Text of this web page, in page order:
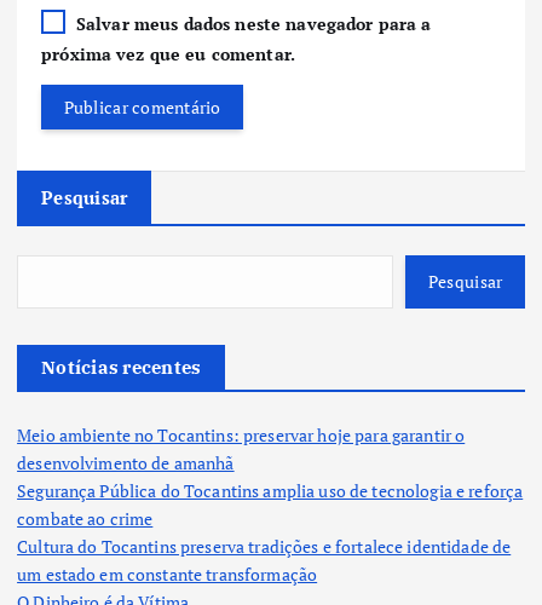
Salvar meus dados neste navegador para a
próxima vez que eu comentar.
Pesquisar
Pesquisar
Notícias recentes
Meio ambiente no Tocantins: preservar hoje para garantir o
desenvolvimento de amanhã
Segurança Pública do Tocantins amplia uso de tecnologia e reforça
combate ao crime
Cultura do Tocantins preserva tradições e fortalece identidade de
um estado em constante transformação